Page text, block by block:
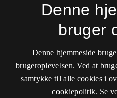
Denne
bruger
Denne hjemmeside
brugeroplevelsen. Ved at
samtykke til alle cookies i
cookiepolitik. Se